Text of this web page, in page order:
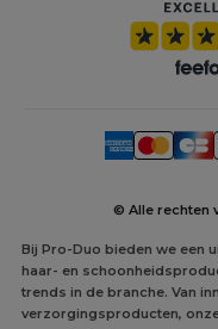
© Alle rechten
Bij Pro-Duo bieden we een
haar- en
trends in de branche. Van
verzorgingsproducten,